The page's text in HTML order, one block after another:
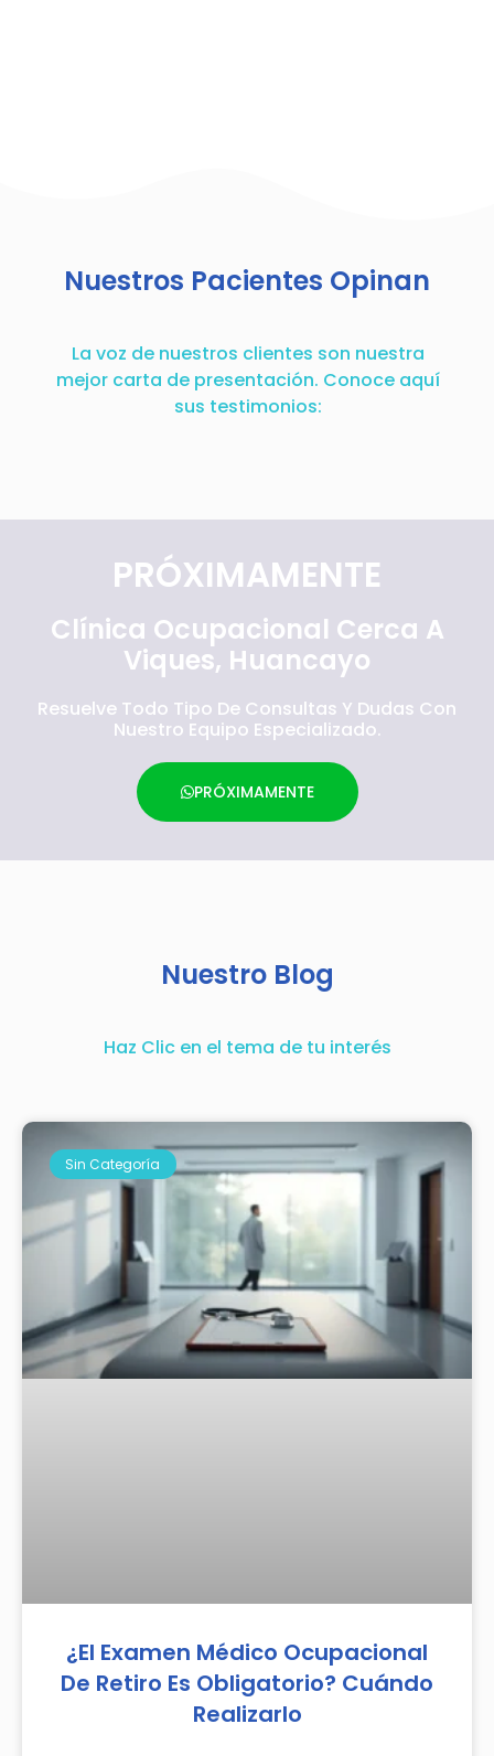
Nuestros Pacientes Opinan
La voz de nuestros clientes son nuestra
mejor carta de presentación. Conoce aquí
sus testimonios:
PRÓXIMAMENTE
Clínica Ocupacional Cerca A
Viques, Huancayo
Resuelve Todo Tipo De Consultas Y Dudas Con
Nuestro Equipo Especializado.
PRÓXIMAMENTE
Nuestro Blog
Haz Clic en el tema de tu interés
Sin Categoría
¿El Examen Médico Ocupacional
De Retiro Es Obligatorio? Cuándo
Realizarlo